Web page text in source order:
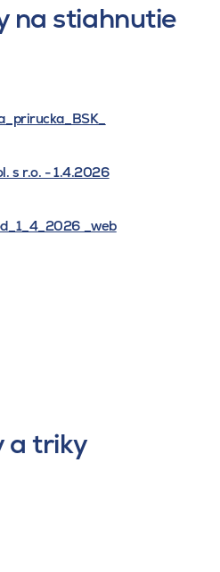
na stiahnutie
s r.o. - 1.4.2026
_web
a triky